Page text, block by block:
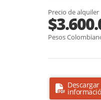
Precio de alquiler
Pesos
Descargar